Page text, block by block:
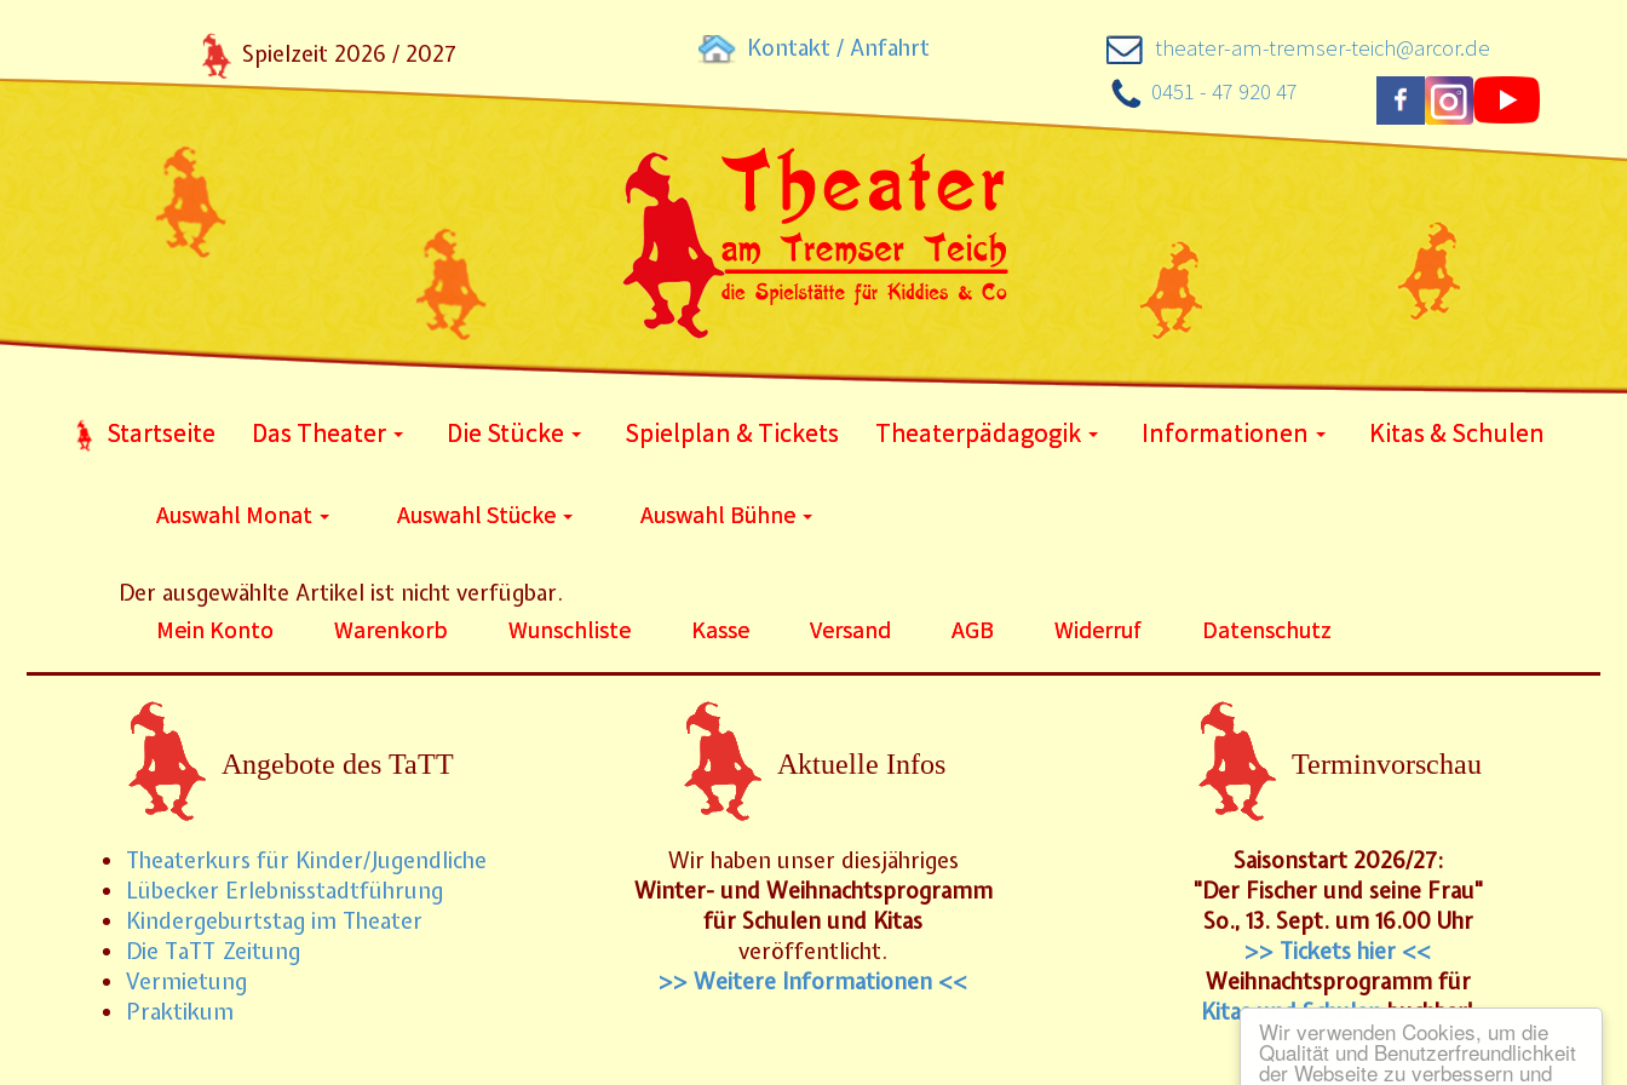
Wir verwenden Cookies, um die
Qualität und Benutzerfreundlichkeit
der Webseite zu verbessern und
Spielzeit 2026 / 2027 Kontakt / Anfahrt
theater-am-tremser-teich@arcor.de
0451 - 47 920 47
Startseite Das Theater Die Stücke Spielplan & Tickets Theaterpädagogik Informationen Kitas & Schulen
Auswahl Monat Auswahl Stücke Auswahl Bühne
Der ausgewählte Artikel ist nicht verfügbar.
Mein Konto
Warenkorb Wunschliste Kasse Versand AGB Widerruf Datenschutz
Angebote des TaTT
Theaterkurs für Kinder/Jugendliche
Lübecker Erlebnisstadtführung
Kindergeburtstag im Theater
Die TaTT Zeitung
Vermietung
Praktikum
Aktuelle Infos
Wir haben unser diesjähriges
Winter- und Weihnachtsprogramm
für Schulen und Kitas
veröffentlicht.
>> Weitere Informationen <<
Terminvorschau
Saisonstart 2026/27:
"Der Fischer und seine Frau"
So., 13. Sept. um 16.00 Uhr
>> Tickets hier <<
Weihnachtsprogramm für
Kitas und Schulenbuchbar!